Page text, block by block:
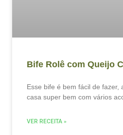
Bife Rolê com Queijo
Esse bife é bem fácil de fazer,
casa super bem com vários
VER RECEITA »